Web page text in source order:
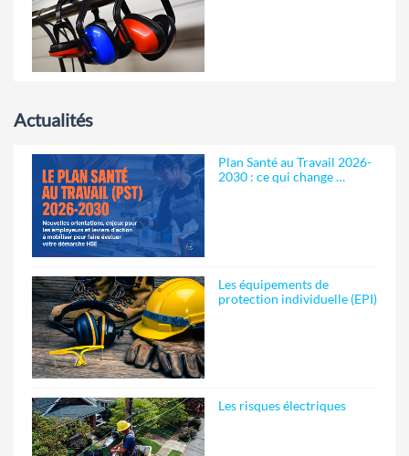
Actualités
Plan Santé au Travail 2026-
2030 : ce qui change …
Les équipements de
protection individuelle (EPI)
Les risques électriques